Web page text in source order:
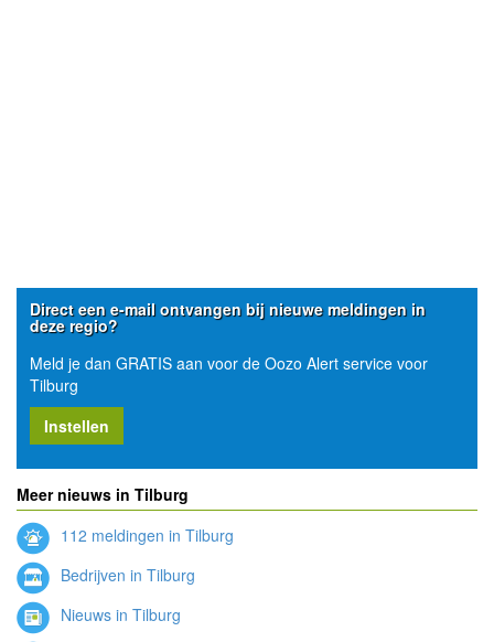
Direct een e-mail ontvangen bij nieuwe meldingen in
deze regio?
Meld je dan GRATIS aan voor de Oozo Alert service voor
Tilburg
Instellen
Meer nieuws in Tilburg
112 meldingen in Tilburg
Bedrijven in Tilburg
Nieuws in Tilburg